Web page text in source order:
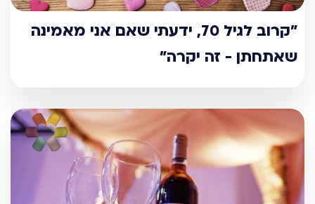
"קרוב לגיל 70, ידעתי שאם אני מאמינה
שאתחתן - זה יקרה"